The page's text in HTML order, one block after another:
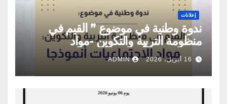
إعلانات
ندوة وطنية في موضوع ” القيم في
منظومة التربية والتكوين -مواد
الاجتماعيات أنموذجا”
16 أبريل، 2026 ADMIN